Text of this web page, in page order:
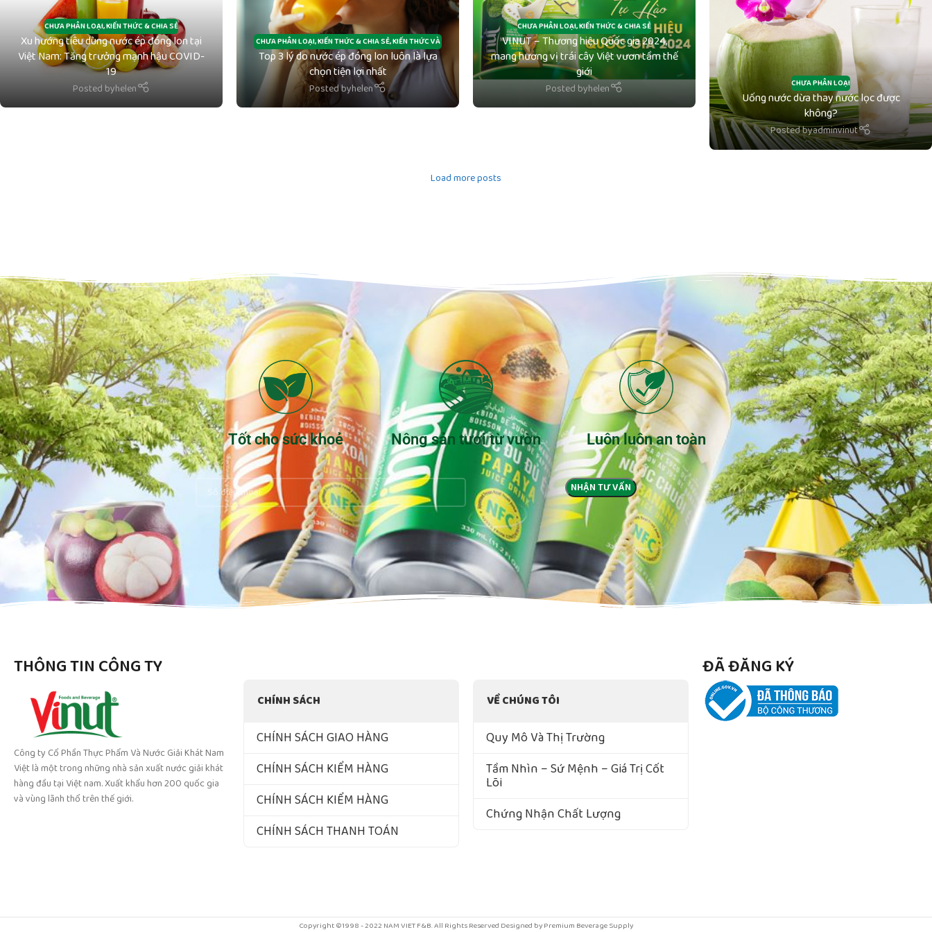
CHƯA PHÂN LOẠI,KIẾN THỨC & CHIA SẺ
Xu hướng tiêu dùng nước ép đóng lon tại
Việt Nam: Tăng trưởng mạnh hậu COVID-
19
Posted byhelen
CHƯA PHÂN LOẠI,KIẾN THỨC & CHIA SẺ,KIẾN THỨC VÀ
CHIA SẺ
Top 3 lý do nước ép đóng lon luôn là lựa
chọn tiện lợi nhất
Posted byhelen
CHƯA PHÂN LOẠI,KIẾN THỨC & CHIA SẺ
VINUT – Thương hiệu Quốc gia 2024,
mang hương vị trái cây Việt vươn tầm thế
giới
Posted byhelen CHƯA PHÂN LOẠI
Uống nước dừa thay nước lọc được
không?
Posted byadminvinut
Load more posts
Tốt cho sức khoẻ Nông sản tươi từ vườn Luôn luôn an toàn
THÔNG TIN CÔNG TY
Công ty Cổ Phần Thực Phẩm Và Nước Giải Khát Nam
Việt là một trong những nhà sản xuất nước giải khát
hàng đầu tại Việt nam. Xuất khẩu hơn 200 quốc gia
và vùng lãnh thổ trên thế giới.
CHÍNH SÁCH
CHÍNH SÁCH GIAO HÀNG
CHÍNH SÁCH KIỂM HÀNG
CHÍNH SÁCH KIỂM HÀNG
CHÍNH SÁCH THANH TOÁN
VỀ CHÚNG TÔI
Quy Mô Và Thị Trường
Tầm Nhìn – Sứ Mệnh – Giá Trị Cốt
Lõi
Chứng Nhận Chất Lượng
ĐÃ ĐĂNG KÝ
Copyright ©1998 - 2022 NAM VIET F&B. All Rights Reserved Designed by Premium Beverage Supply